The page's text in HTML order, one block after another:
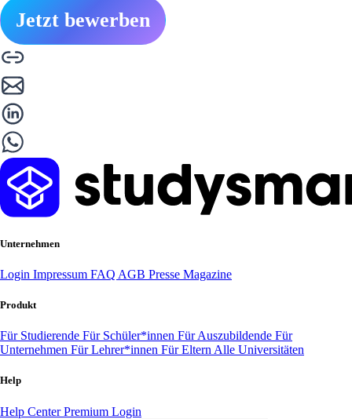
Jetzt bewerben
Unternehmen
Login Impressum FAQ AGB Presse Magazine
Produkt
Für Studierende Für Schüler*innen Für Auszubildende Für
Unternehmen Für Lehrer*innen Für Eltern Alle Universitäten
Help
Help CenterPremium Login